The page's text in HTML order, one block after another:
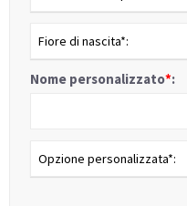
Fiore di nascita*:
Nome personalizzato*:
Opzione personalizzata*: